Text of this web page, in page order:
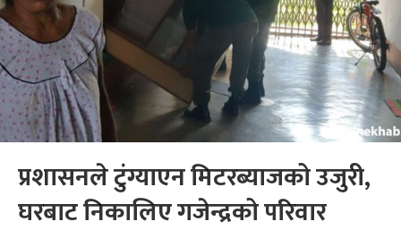
प्रशासनले टुंग्याएन मिटरब्याजको उजुरी,
घरबाट निकालिए गजेन्द्रको परिवार